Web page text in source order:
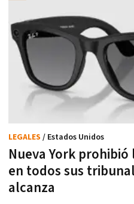
Nueva York
en todos sus
alcanza
LEGALES / Estados Unidos